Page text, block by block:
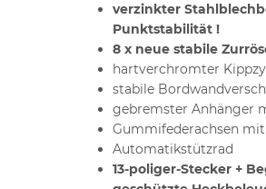
verzinkter
Punktstabilität !
8 x neue stabile
hartverchromter
stabile
gebremster Anhänger
Gummifederachsen
Automatikstützrad
13-poliger-Stecker +